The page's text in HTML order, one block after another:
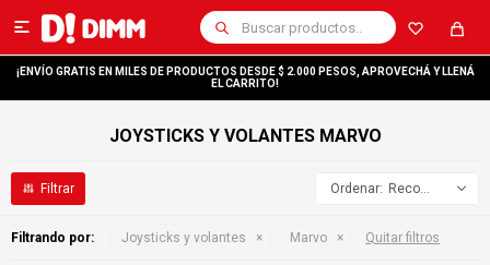

¡ENVÍO GRATIS EN MILES DE PRODUCTOS DESDE $ 2.000 PESOS, APROVECHÁ Y LLENÁ
EL CARRITO!
JOYSTICKS Y VOLANTES MARVO
Recomendados
Filtrando por: Joysticks y volantes Marvo Quitar filtros